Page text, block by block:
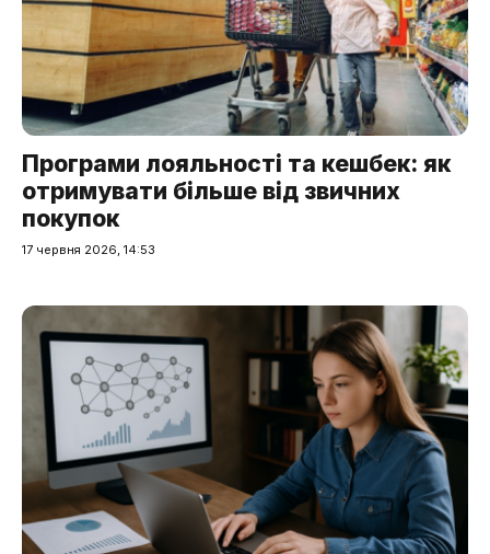
Програми лояльності та кешбек: як
отримувати більше від звичних
покупок
17 червня 2026, 14:53